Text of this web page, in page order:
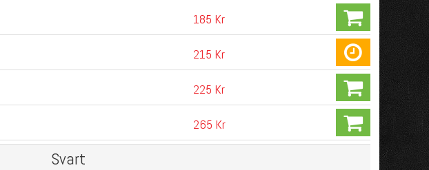
185 Kr
215 Kr
225 Kr
265 Kr
Svart